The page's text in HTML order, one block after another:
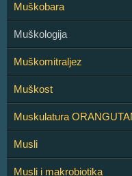
Muškobara
Muškologija
Muškomitraljez
Muškost
Muskulatura
Musli
Musli i makrobiotika